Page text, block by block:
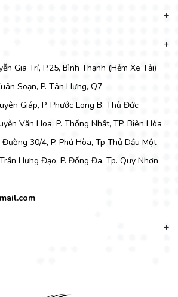
DecoViet mang đến cho không gian nhà
chất liệu da sáng bóng, sang và khẳng
sang trọng, bọc chất liệu (da, vải,...) cao
thẩm mỹ cao chắc chắn sẽ là điểm
khách trong gia đình.
Gia Trí, P.25, Bình Thạnh (Hẻm Xe Tải)
Soạn, P. Tân Hưng, Q7
Giáp, P. Phước Long B, Thủ Đức
Văn Hoa, P. Thống Nhất, TP. Biên Hòa
30/4, P. Phú Hòa, Tp Thủ Dầu Một
Hưng Đạo, P. Đống Đa, Tp. Quy Nhơn